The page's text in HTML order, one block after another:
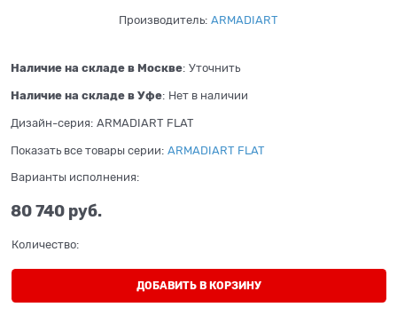
Производитель: ARMADIART
Наличие на складе в Москве: Уточнить
Наличие на складе в Уфе: Нет в наличии
Дизайн-серия: ARMADIART FLAT
Показать все товары серии: ARMADIART FLAT
Варианты исполнения:
80 740 руб.
Количество:
ДОБАВИТЬ В КОРЗИНУ